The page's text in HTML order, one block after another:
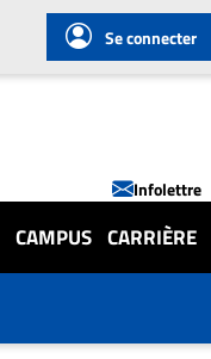
Se connecter
Infolettre
CAMPUS CARRIÈRE